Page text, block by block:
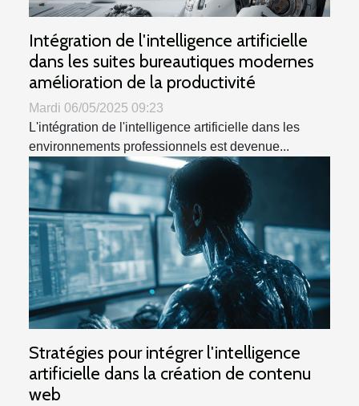
Intégration de l'intelligence artificielle
dans les suites bureautiques modernes
amélioration de la productivité
Mardi 06/05/2025 09:23
L'intégration de l'intelligence artificielle dans les
environnements professionnels est devenue...
Stratégies pour intégrer l'intelligence
artificielle dans la création de contenu
web